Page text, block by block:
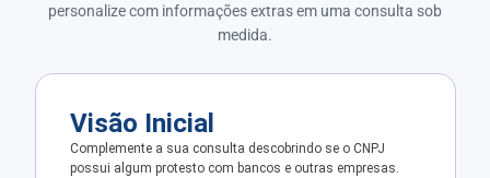
personalize com informações extras em uma consulta sob
medida.
Visão Inicial
Complemente a sua consulta descobrindo se o CNPJ
possui algum protesto com bancos e outras empresas.